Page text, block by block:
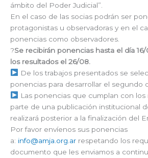
ámbito del Poder Judicial”.
En el caso de las socias podrán ser
protagonistas u observadoras y en el
ponencias como observadores.
?Se recibirán ponencias hasta el día
los resultados el 26/08.
De los trabajos presentados se
ponencias para desarrollar el segundo
Las ponencias que cumplan con los
parte de una publicación institucional
realizará posterior a la finalización del
Por favor envíenos sus ponencias
a: info@amja.org.ar respetando los
documento que les enviamos a